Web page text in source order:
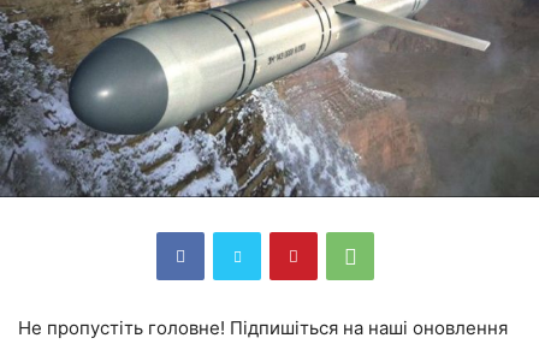
Не пропустіть головне! Підпишіться на наші оновлення